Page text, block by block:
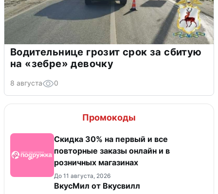
Водительнице грозит срок за сбитую
на «зебре» девочку
8 августа 0
Промокоды
Скидка 30% на первый и все
повторные заказы онлайн и в
розничных магазинах
До 11 августа, 2026
ВкусМил от Вкусвилл